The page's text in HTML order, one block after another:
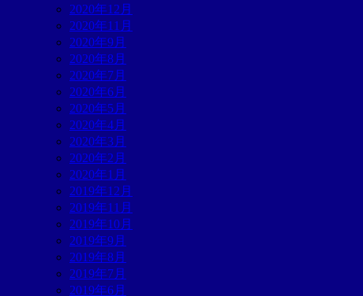
2020年12月
2020年11月
2020年9月
2020年8月
2020年7月
2020年6月
2020年5月
2020年4月
2020年3月
2020年2月
2020年1月
2019年12月
2019年11月
2019年10月
2019年9月
2019年8月
2019年7月
2019年6月